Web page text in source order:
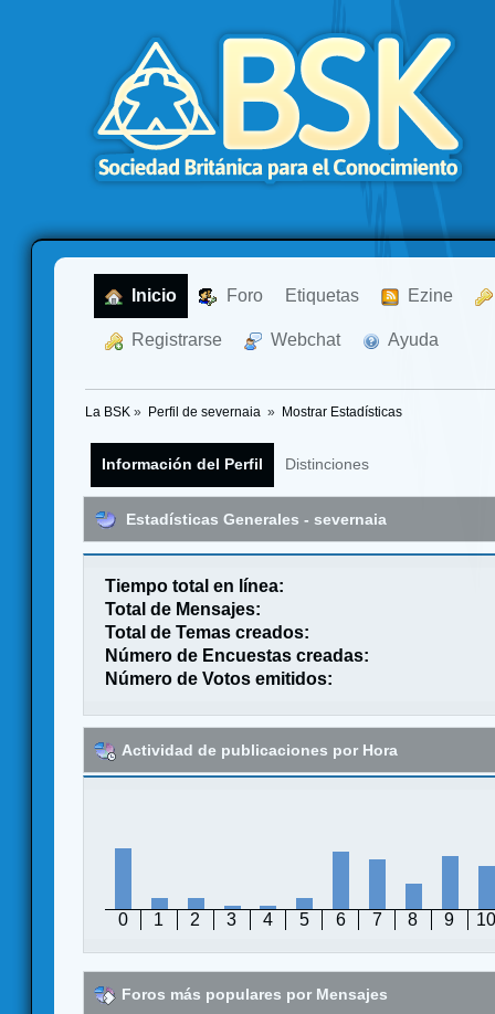
Inicio Foro Etiquetas Ezine
Registrarse Webchat Ayuda
La BSK » Perfil de severnaia » Mostrar Estadísticas
Información del Perfil Distinciones
Estadísticas Generales - severnaia
Tiempo total en línea:
Total de Mensajes:
Total de Temas creados:
Número de Encuestas creadas:
Número de Votos emitidos:
Actividad de publicaciones por Hora
0 1 2 3 4 5 6 7 8 9 10
Foros más populares por Mensajes